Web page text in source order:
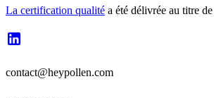
La certification qualité a été délivrée au titre
contact@heypollen.com